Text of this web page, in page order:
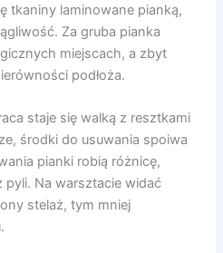
tkaniny laminowane pianką,
Za gruba pianka
miejscach, a zbyt
podłoża.
staje się walką z resztkami
środki do usuwania spoiwa
pianki robią różnicę,
pyli. Na warsztacie widać
stelaż, tym mniej